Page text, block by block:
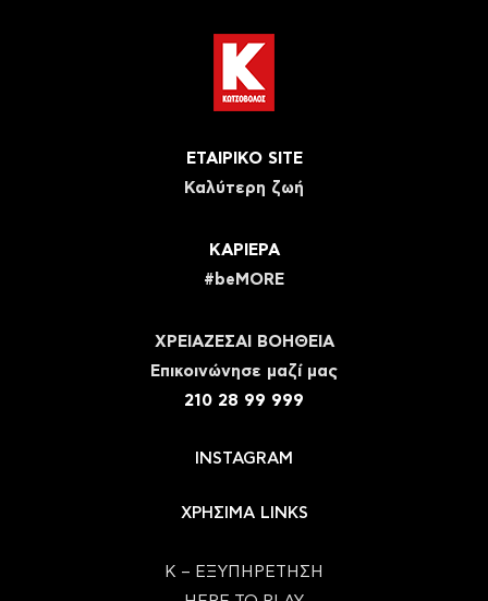
ΕΤΑΙΡΙΚΟ SITE
Καλύτερη ζωή
ΚΑΡΙΕΡΑ
#beMORE
ΧΡΕΙΑΖΕΣΑΙ ΒΟΗΘΕΙΑ
Eπικοινώνησε μαζί μας
210 28 99 999
INSTAGRAM
ΧΡΗΣΙΜΑ LINKS
Κ – ΕΞΥΠΗΡΕΤΗΣΗ